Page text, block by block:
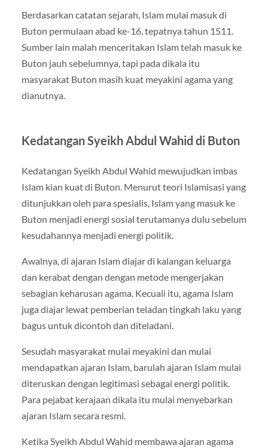
Berdasarkan catatan sejarah, Islam mulai masuk di
Buton permulaan abad ke-16, tepatnya tahun 1511.
Sumber lain malah menceritakan Islam telah masuk ke
Buton jauh sebelumnya, tapi pada dikala itu
masyarakat Buton masih kuat meyakini agama yang
dianutnya.
Kedatangan Syeikh Abdul Wahid di Buton
Kedatangan Syeikh Abdul Wahid mewujudkan imbas
Islam kian kuat di Buton. Menurut teori Islamisasi yang
ditunjukkan oleh para spesialis, Islam yang masuk ke
Buton menjadi energi sosial terutamanya dulu sebelum
kesudahannya menjadi energi politik.
Awalnya, di ajaran Islam diajar di kalangan keluarga
dan kerabat dengan dengan metode mengerjakan
sebagian keharusan agama. Kecuali itu, agama Islam
juga diajar lewat pemberian teladan tingkah laku yang
bagus untuk dicontoh dan diteladani.
Sesudah masyarakat mulai meyakini dan mulai
mendapatkan ajaran Islam, barulah ajaran Islam mulai
diteruskan dengan legitimasi sebagai energi politik.
Para pejabat kerajaan dikala itu mulai menyebarkan
ajaran Islam secara resmi.
Ketika Syeikh Abdul Wahid membawa ajaran agama